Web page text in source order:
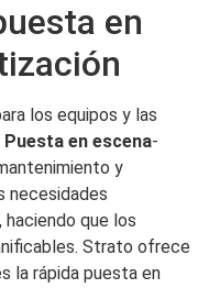
en
los equipos y las
Puesta en escena-
y
necesidades
que los
Strato ofrece
la rápida puesta en